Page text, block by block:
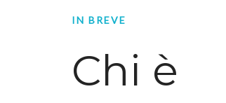
IN BREVE
Chi è